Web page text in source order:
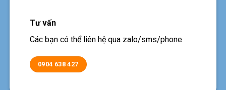
Tư vấn
Các bạn có thể liên hệ qua zalo/sms/phone
0904 638 427